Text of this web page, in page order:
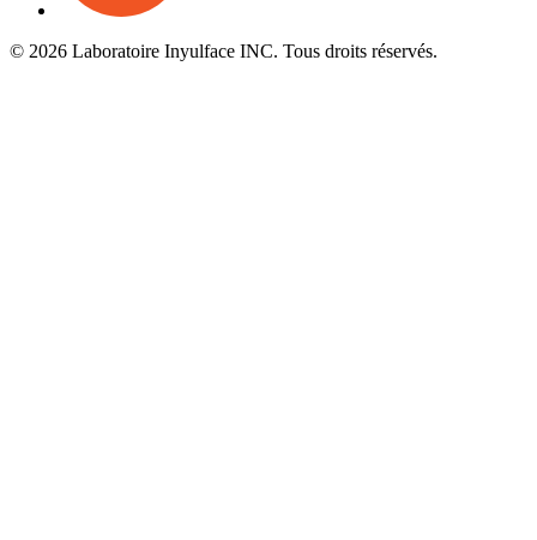
© 2026 Laboratoire Inyulface INC. Tous droits réservés.